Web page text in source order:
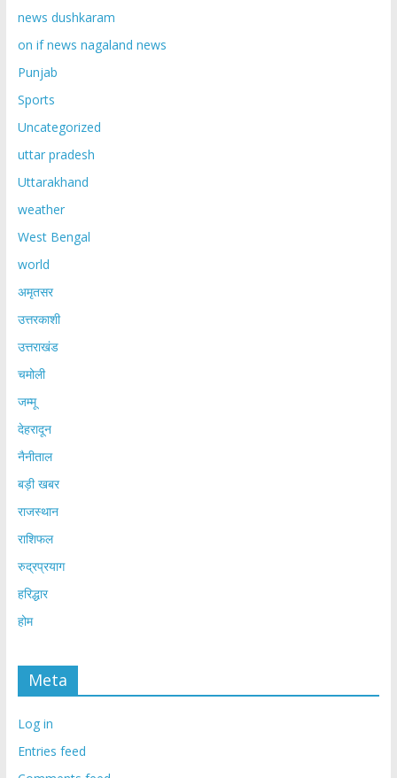
news dushkaram
on if news nagaland news
Punjab
Sports
Uncategorized
uttar pradesh
Uttarakhand
weather
West Bengal
world
अमृतसर
उत्तरकाशी
उत्तराखंड
चमोली
जम्मू
देहरादून
नैनीताल
बड़ी खबर
राजस्थान
राशिफल
रुद्रप्रयाग
हरिद्धार
होम
Meta
Log in
Entries feed